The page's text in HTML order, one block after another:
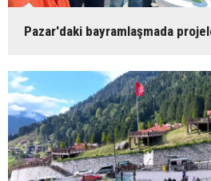
Pazar'daki bayramlaşmada